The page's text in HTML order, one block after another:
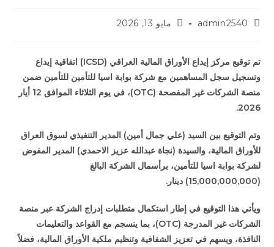
admin2540 مايو 13, 2026
تم توقيع مركز إيداع الأوراق المالية العراقي (ICSD) اتفاقية إيداع
وتسجيل سجل المساهمين مع شركة بوابة اسيا للتأمين للتأمين ضمن
منصة الشركات غير المفصحة (OTC)، في يوم الثلاثاء الموافق 12 أيار
2026.
وتم التوقيع بين السيد (علي جمال أمين) المدير التنفيذي لسوق العراق
للأوراق المالية، والسيدة (نجاة عبدالله عزيز الاحمدي) المدير المفوض
لشركة بوابة اسيا للتأمين، برأسمال الشركة البالغ
(15,000,000,000) دينار.
ويأتي هذا التوقيع في إطار استكمال متطلبات إدراج الشركة عبر منصة
الشركات غير المدرجة (OTC)، بما ينسجم مع القواعد والتعليمات
النافذة، ويسهم في تعزيز الشفافية وتنظيم ملكية الأوراق المالية، فضلاً